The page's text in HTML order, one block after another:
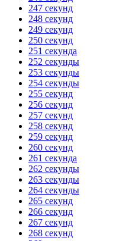
247 секунд
248 секунд
249 секунд
250 секунд
251 секунда
252 секунды
253 секунды
254 секунды
255 секунд
256 секунд
257 секунд
258 секунд
259 секунд
260 секунд
261 секунда
262 секунды
263 секунды
264 секунды
265 секунд
266 секунд
267 секунд
268 секунд